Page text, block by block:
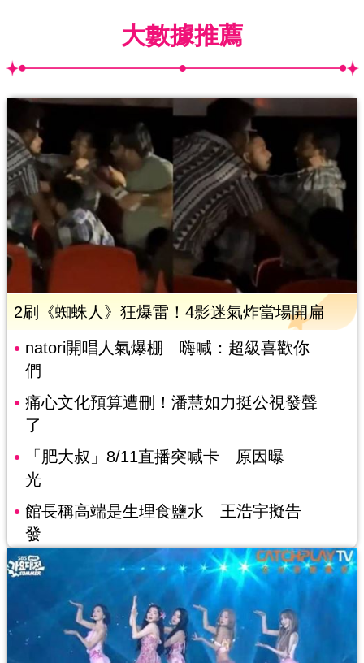
大數據推薦
2刷《蜘蛛人》狂爆雷！4影迷氣炸當場開扁
natori開唱人氣爆棚 嗨喊：超級喜歡你
們
痛心文化預算遭刪！潘慧如力挺公視發聲
了
「肥大叔」8/11直播突喊卡 原因曝
光
館長稱高端是生理食鹽水 王浩宇擬告
發